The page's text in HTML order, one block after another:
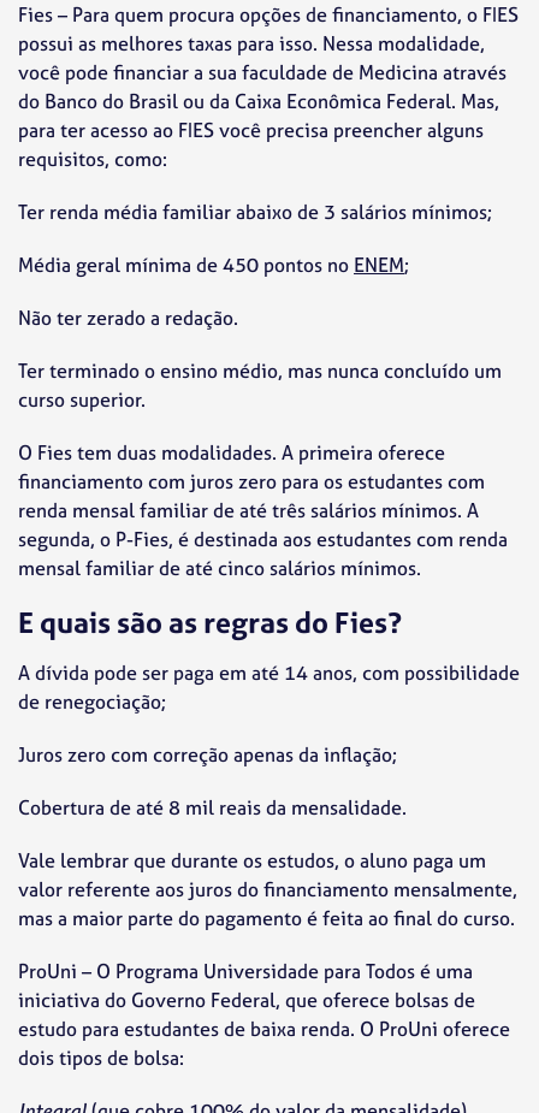
Fies – Para quem procura opções de financiamento, o FIES
possui as melhores taxas para isso. Nessa modalidade,
você pode financiar a sua faculdade de Medicina através
do Banco do Brasil ou da Caixa Econômica Federal. Mas,
para ter acesso ao FIES você precisa preencher alguns
requisitos, como:
Ter renda média familiar abaixo de 3 salários mínimos;
Média geral mínima de 450 pontos no ENEM;
Não ter zerado a redação.
Ter terminado o ensino médio, mas nunca concluído um
curso superior.
O Fies tem duas modalidades. A primeira oferece
financiamento com juros zero para os estudantes com
renda mensal familiar de até três salários mínimos. A
segunda, o P-Fies, é destinada aos estudantes com renda
mensal familiar de até cinco salários mínimos.
E quais são as regras do Fies?
A dívida pode ser paga em até 14 anos, com possibilidade
de renegociação;
Juros zero com correção apenas da inflação;
Cobertura de até 8 mil reais da mensalidade.
Vale lembrar que durante os estudos, o aluno paga um
valor referente aos juros do financiamento mensalmente,
mas a maior parte do pagamento é feita ao final do curso.
ProUni – O Programa Universidade para Todos é uma
iniciativa do Governo Federal, que oferece bolsas de
estudo para estudantes de baixa renda. O ProUni oferece
dois tipos de bolsa: